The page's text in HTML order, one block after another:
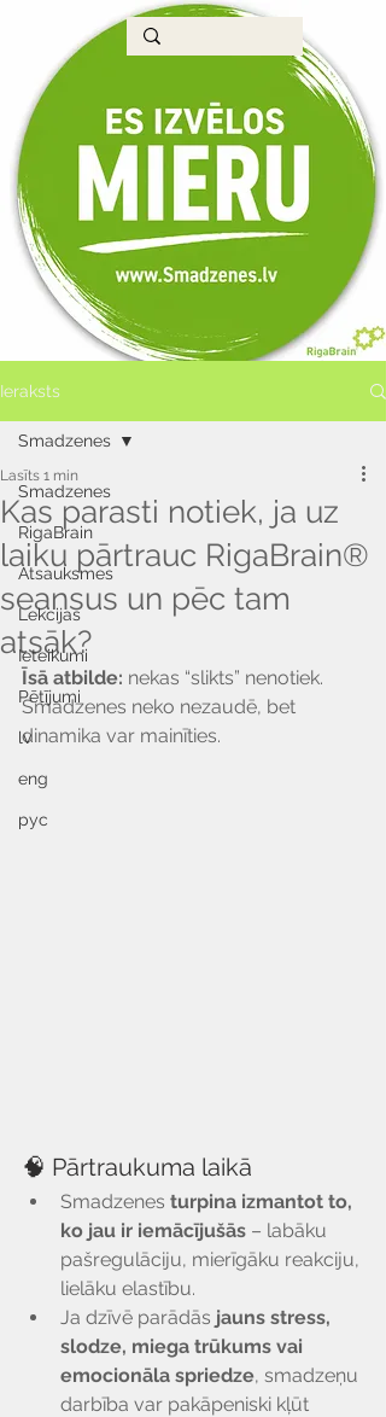
Ieraksts
Smadzenes
RigaBrain
Atsauksmes
Lekcijas
Ieteikumi
Pētījumi
lv
eng
рус
Smadzenes
Kas parasti notiek, ja uz
laiku pārtrauc RigaBrain®
seansus un pēc tam
atsāk?
Lasīts 1 min
Īsā atbilde: nekas “slikts” nenotiek.
Smadzenes neko nezaudē, bet
dinamika var mainīties.
🧠 Pārtraukuma laikā
Smadzenes turpina izmantot to,
ko jau ir iemācījušās – labāku
pašregulāciju, mierīgāku reakciju,
lielāku elastību.
Ja dzīvē parādās jauns stress,
slodze, miega trūkums vai
emocionāla spriedze, smadzeņu
darbība var pakāpeniski kļūt